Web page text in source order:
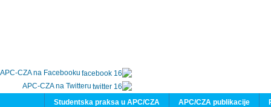
APC-CZA na Facebooku
APC-CZA na Twitteru
APC/CZA publikacije
Studentska praksa u APC/CZA